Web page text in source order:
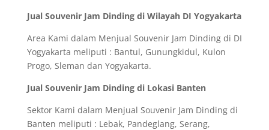
Jual Souvenir Jam Dinding di Wilayah DI Yogyakarta
Area Kami dalam Menjual Souvenir Jam Dinding di DI
Yogyakarta meliputi : Bantul, Gunungkidul, Kulon
Progo, Sleman dan Yogyakarta.
Jual Souvenir Jam Dinding di Lokasi Banten
Sektor Kami dalam Menjual Souvenir Jam Dinding di
Banten meliputi : Lebak, Pandeglang, Serang,